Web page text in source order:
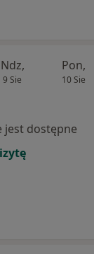
Ndz,
9 Sie
Pon,
10 Sie
jest dostępne